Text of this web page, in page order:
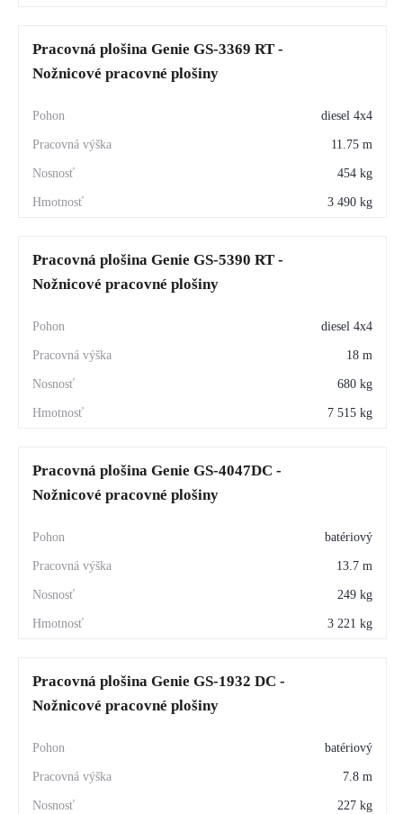
Pracovná plošina Genie GS-3369 RT -
Nožnicové pracovné plošiny
diesel 4x4
11.75 m
454 kg
3 490 kg
Pracovná plošina Genie GS-5390 RT -
Nožnicové pracovné plošiny
diesel 4x4
18 m
680 kg
7 515 kg
Pracovná plošina Genie GS-4047DC -
Nožnicové pracovné plošiny
batériový
13.7 m
249 kg
3 221 kg
Pracovná plošina Genie GS-1932 DC -
Nožnicové pracovné plošiny
batériový
7.8 m
227 kg